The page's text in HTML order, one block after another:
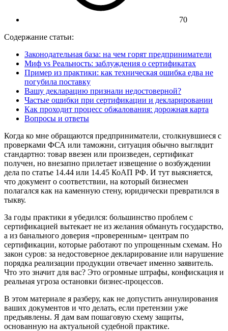
70
Содержание статьи:
Законодательная база: на чем горят предприниматели
Миф vs Реальность: заблуждения о сертификатах
Пример из практики: как техническая ошибка едва не
погубила поставку
Вашу декларацию признали недостоверной?
Частые ошибки при сертификации и декларировании
Как проходит процесс обжалования: дорожная карта
Вопросы и ответы
Когда ко мне обращаются предприниматели, столкнувшиеся с
проверками ФСА или таможни, ситуация обычно выглядит
стандартно: товар ввезен или произведен, сертификат
получен, но внезапно прилетает извещение о возбуждении
дела по статье 14.44 или 14.45 КоАП РФ. И тут выясняется,
что документ о соответствии, на который бизнесмен
полагался как на каменную стену, юридически превратился в
тыкву.
За годы практики я убедился: большинство проблем с
сертификацией вытекает не из желания обмануть государство,
а из банального доверия «проверенным» центрам по
сертификации, которые работают по упрощенным схемам. Но
закон суров: за недостоверное декларирование или нарушение
порядка реализации продукции отвечает именно заявитель.
Что это значит для вас? Это огромные штрафы, конфискация и
реальная угроза остановки бизнес-процессов.
В этом материале я разберу, как не допустить аннулирования
ваших документов и что делать, если претензии уже
предъявлены. Я дам вам пошаговую схему защиты,
основанную на актуальной судебной практике.